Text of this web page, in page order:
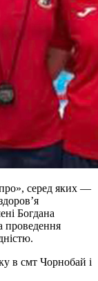
серед яких —
Богдана
проведення
в смт Чорнобай і